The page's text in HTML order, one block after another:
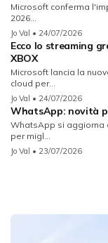
Microsoft conferma
2026...
Jo Val • 24/07/2026
Ecco lo streaming
XBOX
Microsoft lancia la
cloud per...
Jo Val • 24/07/2026
WhatsApp: novità
WhatsApp si aggiorna
per migl...
Jo Val • 23/07/2026